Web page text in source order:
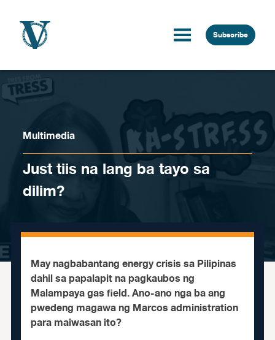
Subscribe
Multimedia
Just tiis na lang ba tayo sa
dilim?
May nagbabantang energy crisis sa Pilipinas
dahil sa papalapit na pagkaubos ng
Malampaya gas field. Ano-ano nga ba ang
pwedeng magawa ng Marcos administration
para maiwasan ito?